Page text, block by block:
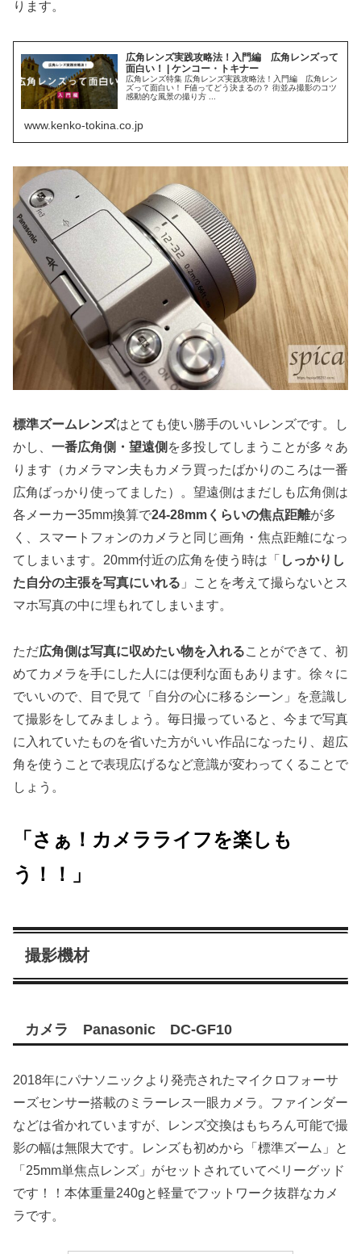
ります。
広角レンズ実践攻略法！入門編 広角レンズって
面白い！ | ケンコー・トキナー
広角レンズ特集 広角レンズ実践攻略法！入門編 広角レン
ズって面白い！ F値ってどう決まるの？ 街並み撮影のコツ
感動的な風景の撮り方 ...
www.kenko-tokina.co.jp
標準ズームレンズはとても使い勝手のいいレンズです。し
かし、 一番広角側・望遠側 を多投してしまうことが多々あ
ります（カメラマン夫もカメラ買ったばかりのころは一番
広角ばっかり使ってました）。望遠側はまだしも広角側は
各メーカー35mm換算で24-28mmくらいの焦点距離が多
く、スマートフォンのカメラと同じ画角・焦点距離になっ
てしまいます。20mm付近の広角を使う時は「 しっかりし
た自分の主張を写真にいれる 」ことを考えて撮らないとス
マホ写真の中に埋もれてしまいます。
ただ広角側は写真に収めたい物を入れることができて、初
めてカメラを手にした人には便利な面もあります。徐々に
でいいので、目で見て「自分の心に移るシーン」を意識し
て撮影をしてみましょう。毎日撮っていると、今まで写真
に入れていたものを省いた方がいい作品になったり、超広
角を使うことで表現広げるなど意識が変わってくることで
しょう。
「さぁ！カメラライフを楽しも
う！！」
撮影機材
カメラ Panasonic DC-GF10
2018年にパナソニックより発売されたマイクロフォーサ
ーズセンサー搭載のミラーレス一眼カメラ。ファインダー
などは省かれていますが、レンズ交換はもちろん可能で撮
影の幅は無限大です。レンズも初めから「標準ズーム」と
「25mm単焦点レンズ」がセットされていてベリーグッド
です！！本体重量240gと軽量でフットワーク抜群なカメ
ラです。